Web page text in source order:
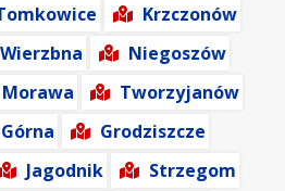
Krzczonów
Wierzbna
Niegoszów
Morawa
Tworzyjanów
Grodziszcze
Jagodnik
Strzegom